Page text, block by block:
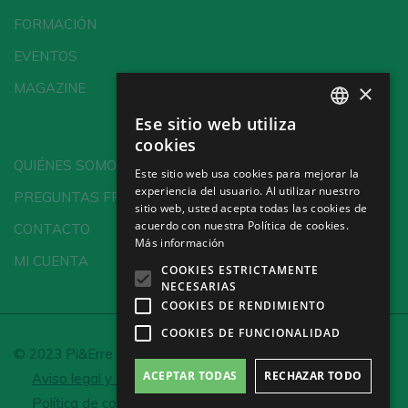
FORMACIÓN
EVENTOS
MAGAZINE
QUIÉNES SOMOS
PREGUNTAS FRECUENTES
CONTACTO
MI CUENTA
© 2023 Pi&Erre Comunicación Integral S.L.
Aviso legal y Política de privacidad
Política de cookies
GERMAN
CH
×
Ese sitio web utiliza
cookies
Este sitio web usa cookies para mejorar la
experiencia del usuario. Al utilizar nuestro
sitio web, usted acepta todas las cookies de
acuerdo con nuestra Política de cookies.
Más información
COOKIES ESTRICTAMENTE
NECESARIAS
COOKIES DE RENDIMIENTO
COOKIES DE FUNCIONALIDAD
ACEPTAR TODAS RECHAZAR TODO